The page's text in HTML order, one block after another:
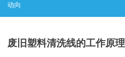
动向
废旧塑料清洗线的工作原理